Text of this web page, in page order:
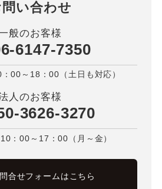
い合わせ
般のお客様
6147-7350
：00～18：00（土日も対応）
人のお客様
3626-3270
10：00～17：00（月～金）
合せフォームはこちら